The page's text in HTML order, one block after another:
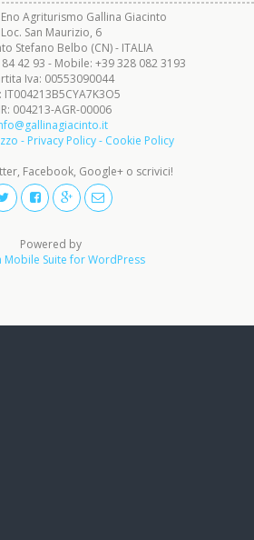
Agriturismo Gallina Giacinto
Loc. San Maurizio, 6
Stefano Belbo (CN) - ITALIA
42 93 - Mobile: +39 328 082 3193
Iva: 00553090044
IT004213B5CYA7K3O5
004213-AGR-00006
- Privacy Policy - Cookie Policy
Facebook, Google+ o scrivici!
Powered by
Mobile Suite for WordPress